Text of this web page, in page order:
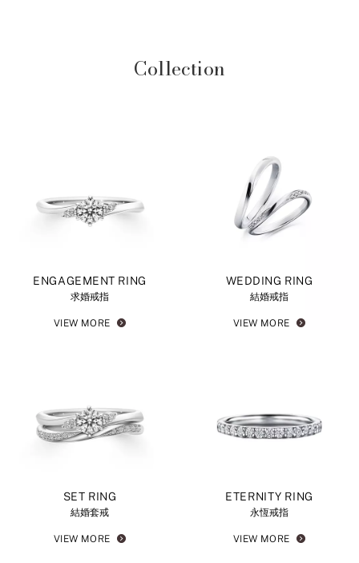
Collection
ENGAGEMENT RING
求婚戒指
VIEW MORE
WEDDING RING
結婚戒指
VIEW MORE
SET RING
結婚套戒
VIEW MORE
ETERNITY RING
永恆戒指
VIEW MORE